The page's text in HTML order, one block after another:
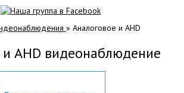
» Аналоговое и AHD
AHD видеонаблюдение